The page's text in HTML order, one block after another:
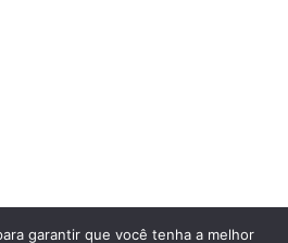
garantir que você tenha a melhor